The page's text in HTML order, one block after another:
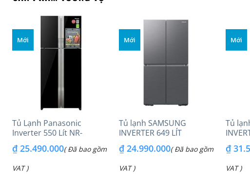
Mới
Tủ Lạnh Panasonic
Inverter 550 Lít NR-
DZ601VGKV
₫ 25.490.000( Đã bao gồm
VAT )
Mới
Tủ lạnh SAMSUNG
INVERTER 649 LÍT
RF59C700ES9/SV
₫ 24.990.000( Đã bao gồm
VAT )
Mới
Tủ
₫
VAT )